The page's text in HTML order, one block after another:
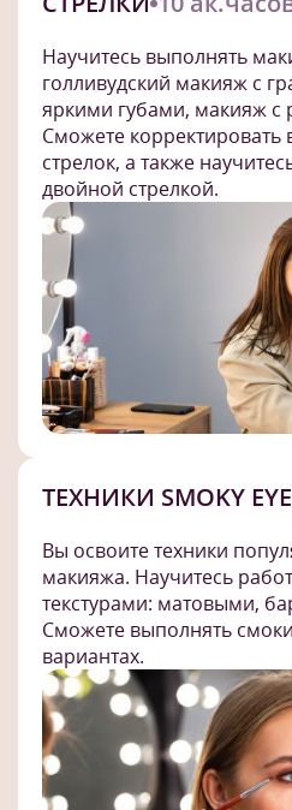
Научитесь выполнять
голливудский макияж с
яркими губами, макияж с
Сможете
стрелок, а также
двойной стрелкой.
ТЕХНИКИ SMOKY
Вы освоите техники
макияжа. Научитесь
текстурами: матовыми,
Сможете выполнять
вариантах.